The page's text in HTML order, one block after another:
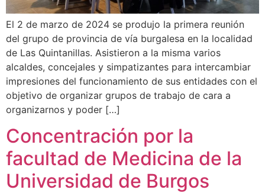
El 2 de marzo de 2024 se produjo la primera reunión
del grupo de provincia de vía burgalesa en la localidad
de Las Quintanillas. Asistieron a la misma varios
alcaldes, concejales y simpatizantes para intercambiar
impresiones del funcionamiento de sus entidades con el
objetivo de organizar grupos de trabajo de cara a
organizarnos y poder […]
Concentración por la
facultad de Medicina de la
Universidad de Burgos